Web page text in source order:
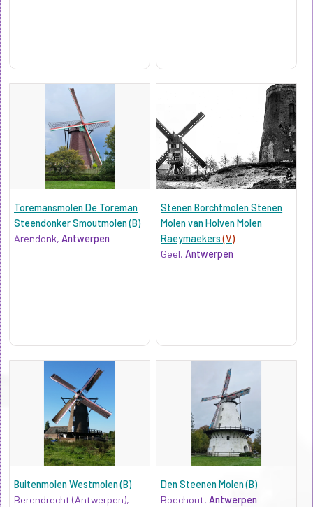
Toremansmolen De Toreman
Steendonker Smoutmolen (B)
Arendonk, Antwerpen
Stenen Borchtmolen Stenen
Molen van Holven Molen
Raeymaekers(V)
Geel,Antwerpen
Buitenmolen Westmolen (B)
Berendrecht (Antwerpen),
Den Steenen Molen (B)
Boechout,Antwerpen